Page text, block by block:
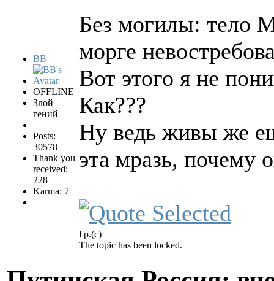
BB
OFFLINE
Злой
гений
Posts:
30578
Thank you
received:
228
Karma: 7
Без могилы: тело
морге
Вот этого я не
Как???
Ну ведь живы же
эта мразь, почему
Гр.(с)
The topic has been locked.